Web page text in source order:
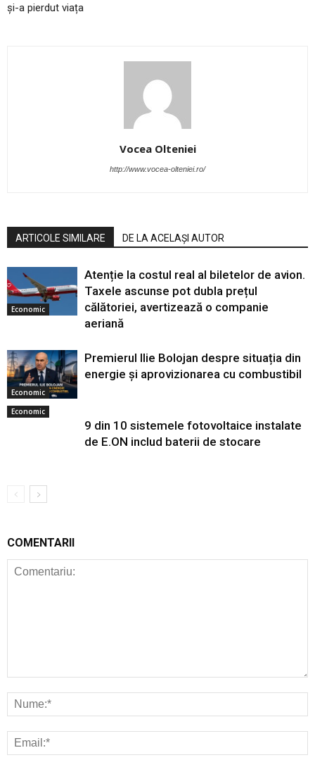
și-a pierdut viața
Vocea Olteniei
http://www.vocea-olteniei.ro/
ARTICOLE SIMILARE DE LA ACELAȘI AUTOR
Economic
Atenție la costul real al biletelor de avion.
Taxele ascunse pot dubla prețul
călătoriei, avertizează o companie
aeriană
Economic
Premierul Ilie Bolojan despre situația din
energie și aprovizionarea cu combustibil
Economic
9 din 10 sistemele fotovoltaice instalate
de E.ON includ baterii de stocare
COMENTARII